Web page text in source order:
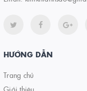
HƯỚNG DẪN
Trang chủ
Giới thiệu